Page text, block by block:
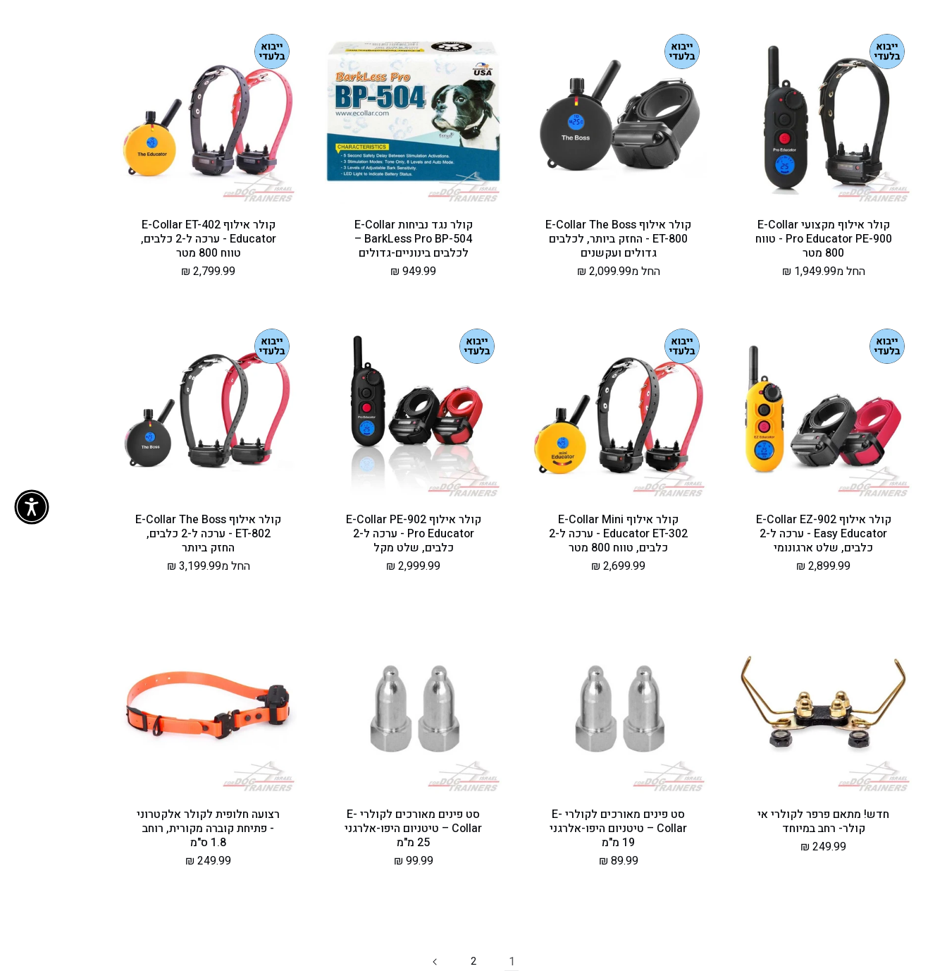
קולר אילוף מקצועי E-Collar
Pro Educator PE-900 - טווח
800 מטר
מחיר
החל מ1,949.99 ₪
קולר אילוף E-Collar The Boss
ET-800 - החזק ביותר, לכלבים
גדולים ועקשנים
מחיר
החל מ2,099.99 ₪
קולר נגד נביחות E-Collar
BarkLess Pro BP-504 –
לכלבים בינוניים-גדולים
מחיר
949.99 ₪
קולר אילוף E-Collar ET-402
Educator - ערכה ל-2 כלבים,
טווח 800 מטר
מחיר
2,799.99 ₪
קולר אילוף E-Collar EZ-902
Easy Educator - ערכה ל-2
כלבים, שלט ארגונומי
מחיר
2,899.99 ₪
קולר אילוף E-Collar Mini
Educator ET-302 - ערכה ל-2
כלבים, טווח 800 מטר
מחיר
2,699.99 ₪
קולר אילוף E-Collar PE-902
Pro Educator - ערכה ל-2
כלבים, שלט מקל
מחיר
2,999.99 ₪
קולר אילוף E-Collar The Boss
ET-802 - ערכה ל-2 כלבים,
החזק ביותר
מחיר
החל מ3,199.99 ₪
חדש! מתאם פרפר לקולרי אי
קולר- רחב במיוחד
מחיר
249.99 ₪
סט פינים מאורכים לקולרי E-
Collar – טיטניום היפו-אלרגני
19 מ"מ
מחיר
89.99 ₪
סט פינים מאורכים לקולרי E-
Collar – טיטניום היפו-אלרגני
25 מ"מ
מחיר
99.99 ₪
רצועה חלופית לקולר אלקטרוני
- פתיחת קוברה מקורית, רוחב
1.8 ס"מ
מחיר
249.99 ₪
1
2